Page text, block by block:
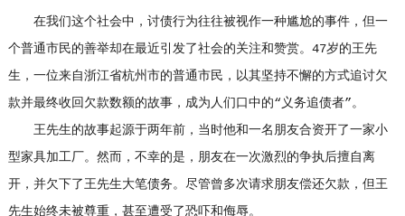
在我们这个社会中，讨债行为往往被视作一种尴尬的事件，但一
个普通市民的善举却在最近引发了社会的关注和赞赏。47岁的王先
生，一位来自浙江省杭州市的普通市民，以其坚持不懈的方式追讨欠
款并最终收回欠款数额的故事，成为人们口中的“义务追债者”。
王先生的故事起源于两年前，当时他和一名朋友合资开了一家小
型家具加工厂。然而，不幸的是，朋友在一次激烈的争执后擅自离
开，并欠下了王先生大笔债务。尽管曾多次请求朋友偿还欠款，但王
先生始终未被尊重，甚至遭受了恐吓和侮辱。